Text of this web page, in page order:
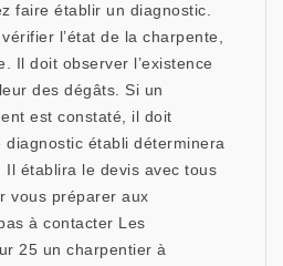
faire établir un diagnostic.
l’état de la charpente,
Il doit observer l’existence
des dégâts. Si un
est constaté, il doit
établi déterminera
Il établira le devis avec tous
vous préparer aux
à contacter Les
25 un charpentier à